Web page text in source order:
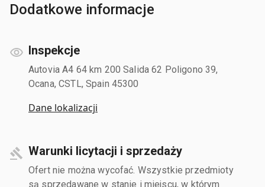
Dodatkowe informacje
Inspekcje
Autovia A4 64 km 200 Salida 62 Poligono 39,
Ocana, CSTL, Spain 45300
Dane lokalizacji
Warunki licytacji i sprzedaży
Ofert nie można wycofać. Wszystkie przedmioty
są sprzedawane w stanie i miejscu, w którym